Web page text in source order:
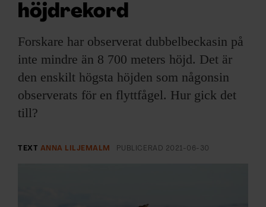
ARKIV & E-TIDNING
LYSSNA/PODD
EVENEMANG & RESOR
SHOP
KONTAKTA F&F
höjdrekord
Forskare har observerat dubbelbeckasin på
inte mindre än 8 700 meters höjd. Det är
den enskilt högsta höjden som någonsin
observerats för en flyttfågel. Hur gick det
till?
TEXT ANNA LILJEMALM PUBLICERAD 2021-06-30